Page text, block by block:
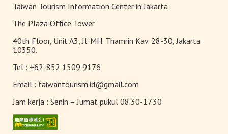
Taiwan Tourism Information Center in Jakarta
The Plaza Office Tower
40th Floor, Unit A3, Jl. MH. Thamrin Kav. 28-30, Jakarta
10350.
Tel : +62-852 1509 9176
Email : taiwantourism.id@gmail.com
Jam kerja : Senin – Jumat pukul 08.30-17.30